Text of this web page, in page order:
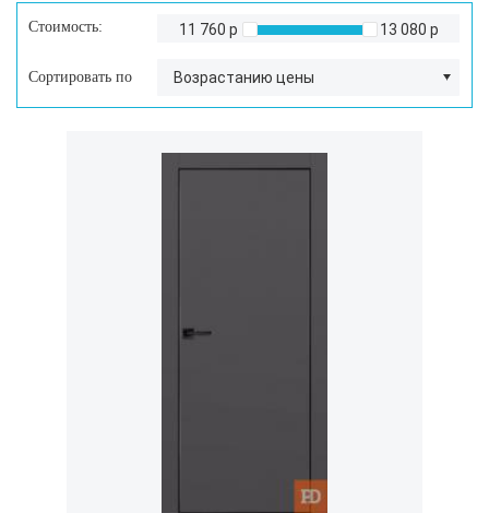
Стоимость: 11 760 р 13 080 р
Сортировать по Возрастанию цены